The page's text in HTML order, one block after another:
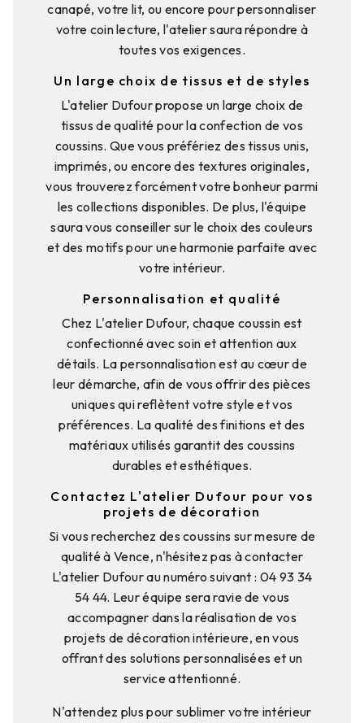
canapé, votre lit, ou encore pour personnaliser
votre coin lecture, l'atelier saura répondre à
toutes vos exigences.
Un large choix de tissus et de styles
L'atelier Dufour propose un large choix de
tissus de qualité pour la confection de vos
coussins. Que vous préfériez des tissus unis,
imprimés, ou encore des textures originales,
vous trouverez forcément votre bonheur parmi
les collections disponibles. De plus, l'équipe
saura vous conseiller sur le choix des couleurs
et des motifs pour une harmonie parfaite avec
votre intérieur.
Personnalisation et qualité
Chez L'atelier Dufour, chaque coussin est
confectionné avec soin et attention aux
détails. La personnalisation est au cœur de
leur démarche, afin de vous offrir des pièces
uniques qui reflètent votre style et vos
préférences. La qualité des finitions et des
matériaux utilisés garantit des coussins
durables et esthétiques.
Contactez L'atelier Dufour pour vos
projets de décoration
Si vous recherchez des coussins sur mesure de
qualité à Vence, n'hésitez pas à contacter
L'atelier Dufour au numéro suivant : 04 93 34
54 44. Leur équipe sera ravie de vous
accompagner dans la réalisation de vos
projets de décoration intérieure, en vous
offrant des solutions personnalisées et un
service attentionné.
N'attendez plus pour sublimer votre intérieur